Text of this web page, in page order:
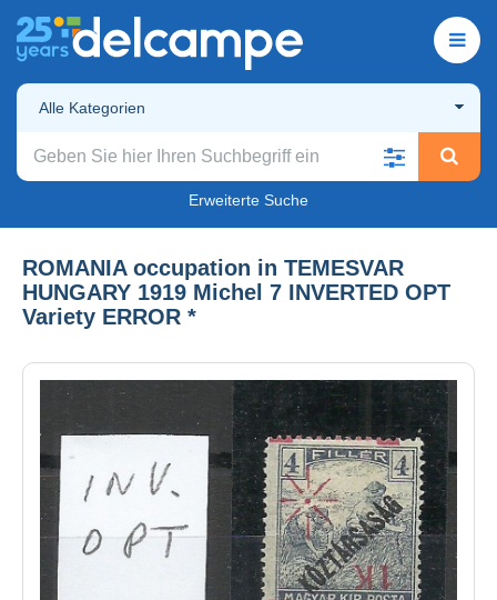
Alle Kategorien
Erweiterte Suche
ROMANIA occupation in TEMESVAR
HUNGARY 1919 Michel 7 INVERTED OPT
Variety ERROR *